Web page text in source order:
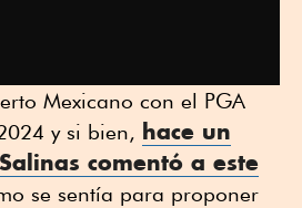
Mexicano con el PGA
y si bien, hace un
comentó a este
se sentía para proponer